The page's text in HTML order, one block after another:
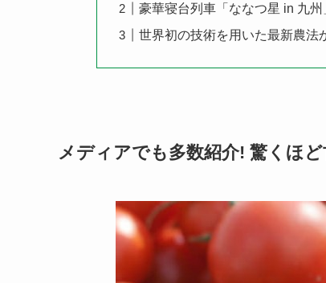
豪華寝台列車「ななつ星 in 九
世界初の技術を用いた最新農法
メディアでも多数紹介! 驚くほ